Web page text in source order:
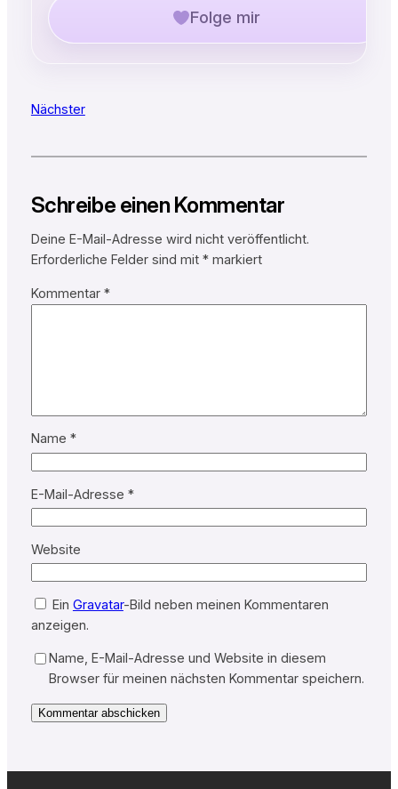
Folge mir
Nächster
Schreibe einen Kommentar
Deine E-Mail-Adresse wird nicht veröffentlicht.
Erforderliche Felder sind mit *markiert
Kommentar *
Name *
E-Mail-Adresse *
Website
Ein Gravatar-Bild neben meinen Kommentaren
anzeigen.
Name, E-Mail-Adresse und Website in diesem
Browser für meinen nächsten Kommentar speichern.